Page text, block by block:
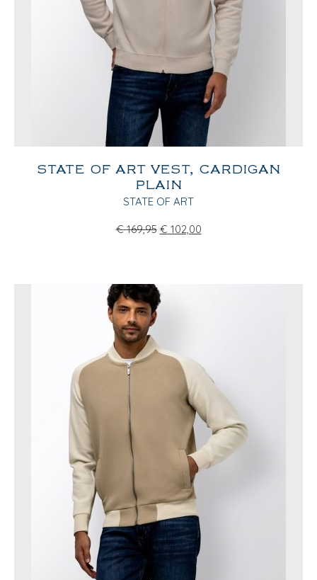
STATE OF ART VEST, CARDIGAN
PLAIN
STATE OF ART
€ 169,95 € 102,00